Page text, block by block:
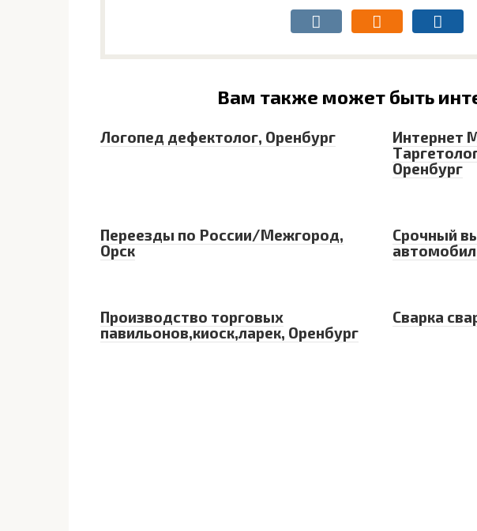
Вам также может быть
Логопед дефектолог, Оренбург
Интернет
Оренбург
Переезды по России/Межгород,
Орск
Срочный
Производство торговых
павильонов,киоск,ларек, Оренбург
Сварка